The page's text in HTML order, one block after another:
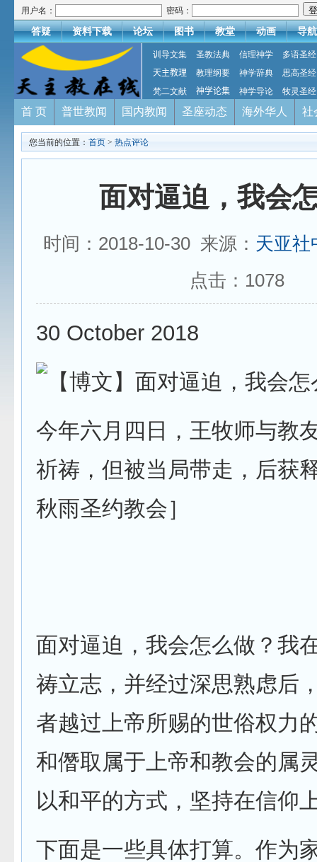
用户名： 密码：
答疑 资料下载 论坛 图书 教堂 动画 导航
训导文集 圣教法典 信理神学
多语圣经
天主教理
教理纲要 神学辞典
思高圣经
梵二文献
神学论集 神学导论 牧灵圣经
首 页 普世教闻 国内教闻 圣座动态 海外华人 社
您当前的位置： 首页 > 热点评论
面对逼迫，我会
时间：2018-10-30 来源： 天亚社
点击： 1078
30 October 2018
今年六月四日，王牧师与教
祈祷，但被当局带走，后获
秋雨圣约教会］
面对逼迫，我会怎么做？我
祷立志，并经过深思熟虑后
者越过上帝所赐的世俗权力
和僭取属于上帝和教会的属
以和平的方式，坚持在信仰
下面是一些具体打算。作为